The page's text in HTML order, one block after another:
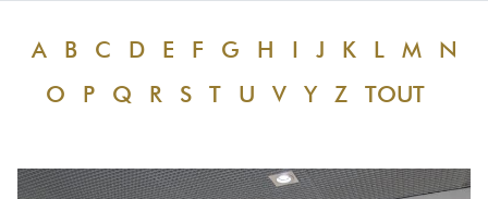
A B C D E F G H I J K L M
N
O
P Q R S T U V Y Z TOUT